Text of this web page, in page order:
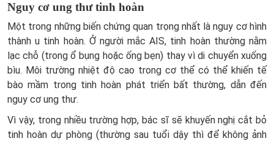
Nguy cơ ung thư tinh hoàn
Một trong những biến chứng quan trọng nhất là nguy cơ hình
thành u tinh hoàn. Ở người mắc AIS, tinh hoàn thường nằm
lạc chỗ (trong ổ bụng hoặc ống bẹn) thay vì di chuyển xuống
bìu. Môi trường nhiệt độ cao trong cơ thể có thể khiến tế
bào mầm trong tinh hoàn phát triển bất thường, dẫn đến
nguy cơ ung thư.
Vì vậy, trong nhiều trường hợp, bác sĩ sẽ khuyến nghị cắt bỏ
tinh hoàn dự phòng (thường sau tuổi dậy thì để không ảnh